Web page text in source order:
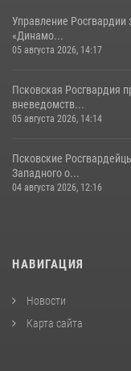
Управление Росгвардии
«Динамо...
05 августа 2026, 14:17
Псковская Росгвардия
вневедомств...
05 августа 2026, 14:14
Псковские
Западного о...
04 августа 2026, 12:16
НАВИГАЦИЯ
Новости
Карта сайта